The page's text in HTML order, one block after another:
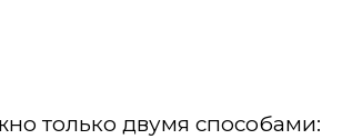
только двумя способами: